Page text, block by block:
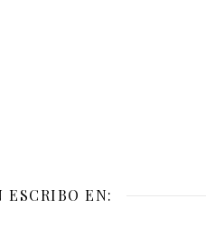
ESCRIBO EN: